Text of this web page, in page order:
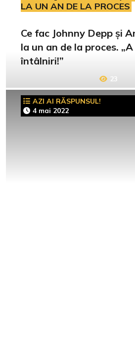
LA UN AN DE LA PROCES
Ce fac Johnny Depp și
la un an de la proces.
întâlniri!”
23
AZI AI RĂSPUNSUL!
4 mai 2022